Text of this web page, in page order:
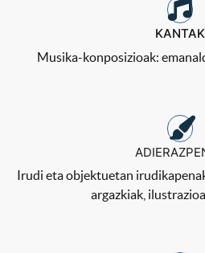
KANTAK
Musika-konposizioak:
Irudi eta objektuetan
argazkiak,